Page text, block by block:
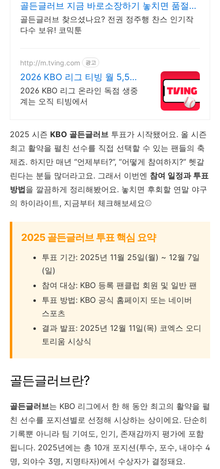
골든글러브 지금 바로소장하기 놓치면 품절
판타지 전권세트
골든글러브 찾으셨나요? 전권 정주행 찬스 인기작
다수 보유! 코믹툰
http://m.tving.com 광고
2026 KBO 리그 티빙 월 5,500
원부터
2026 KBO 리그 온라인 독점 생중
계는 오직 티빙에서
2025 시즌 KBO 골든글러브 투표가 시작됐어요. 올 시즌
최고 활약을 펼친 선수를 직접 선택할 수 있는 팬들의 축
제죠. 하지만 매년 “언제부터?”, “어떻게 참여하지?” 헷갈
린다는 분들 많더라고요. 그래서 이번엔 참여 일정과 투표
방법을 깔끔하게 정리해봤어요. 놓치면 후회할 연말 야구
의 하이라이트, 지금부터 체크해보세요⚾
2025 골든글러브 투표 핵심 요약
투표 기간: 2025년 11월 25일(월) ~ 12월 7일
(일)
참여 대상: KBO 등록 팬클럽 회원 및 일반 팬
투표 방법: KBO 공식 홈페이지 또는 네이버
스포츠
결과 발표: 2025년 12월 11일(목) 코엑스 오디
토리움 시상식
골든글러브란?
골든글러브는 KBO 리그에서 한 해 동안 최고의 활약을 펼
친 선수를 포지션별로 선정해 시상하는 상이에요. 단순히
기록뿐 아니라 팀 기여도, 인기, 존재감까지 평가에 포함
됩니다. 2025년에는 총 10개 포지션(투수, 포수, 내야수 4
명, 외야수 3명, 지명타자)에서 수상자가 결정돼요.